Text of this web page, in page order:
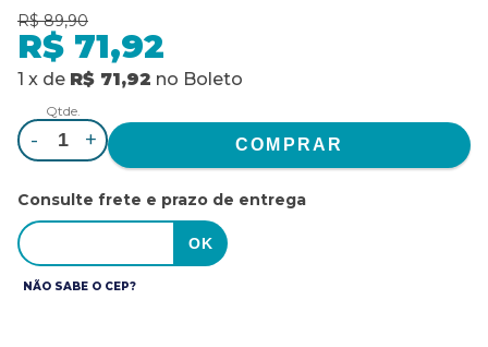
R$ 89,90
R$ 71,92
1 x de R$ 71,92 no Boleto
Qtde.
- +
Consulte frete e prazo de entrega
NÃO SABE O CEP?